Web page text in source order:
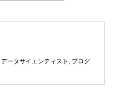
データサイエンティスト , プログ